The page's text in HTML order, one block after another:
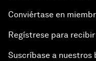
Conviértase en
Regístrese para
Suscríbase a nuestros